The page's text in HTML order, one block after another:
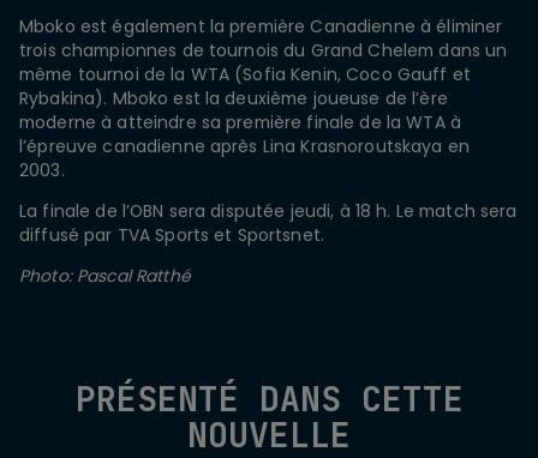
Mboko est également la première Canadienne à éliminer
trois championnes de tournois du Grand Chelem dans un
même tournoi de la WTA (Sofia Kenin, Coco Gauff et
Rybakina). Mboko est la deuxième joueuse de l’ère
moderne à atteindre sa première finale de la WTA à
l’épreuve canadienne après Lina Krasnoroutskaya en
2003.
La finale de l’OBN sera disputée jeudi, à 18 h. Le match sera
diffusé par TVA Sports et Sportsnet.
Photo: Pascal Ratthé
PRÉSENTÉ DANS CETTE
NOUVELLE